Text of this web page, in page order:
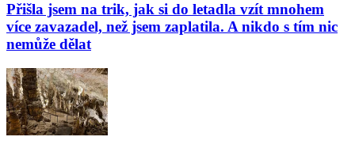
Přišla jsem na trik, jak si do letadla vzít mnohem
více zavazadel, než jsem zaplatila. A nikdo s tím nic
nemůže dělat